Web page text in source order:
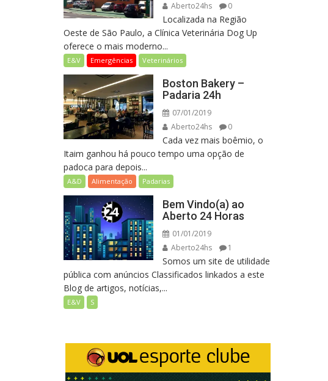
Aberto24hs
0
Localizada na Região
Oeste de São Paulo, a Clínica Veterinária Dog Up
oferece o mais moderno...
E&V Emergências Veterinários
Boston Bakery –
Padaria 24h
07/01/2019
Aberto24hs
0
Cada vez mais boêmio, o
Itaim ganhou há pouco tempo uma opção de
padoca para depois...
A&D Alimentação Padarias
Bem Vindo(a) ao
Aberto 24 Horas
01/01/2019
Aberto24hs
1
Somos um site de utilidade
pública com anúncios Classificados linkados a este
Blog de artigos, notícias,...
E&V S